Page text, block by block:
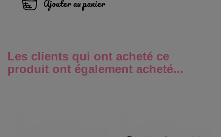
Ajouter au panier
Les clients qui ont acheté ce
produit ont également acheté...